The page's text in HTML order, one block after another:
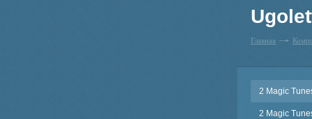
Главная
2 Magic
2 Magic